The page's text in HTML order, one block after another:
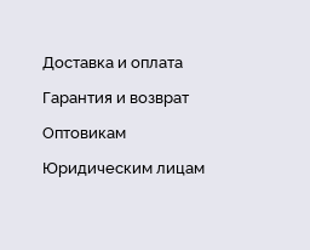
Доставка и оплата
Гарантия и возврат
Оптовикам
Юридическим лицам